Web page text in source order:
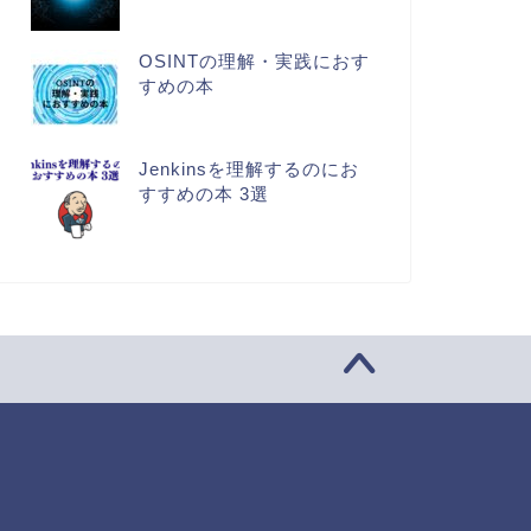
OSINTの理解・実践におす
すめの本
Jenkinsを理解するのにお
すすめの本 3選